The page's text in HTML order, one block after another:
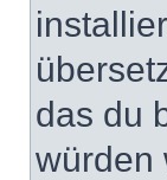
das du
würden